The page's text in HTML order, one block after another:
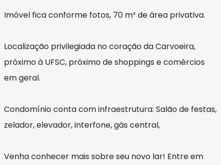
Imóvel fica conforme fotos, 70 m² de área privativa.
Localização privilegiada no coração da Carvoeira,
próximo à UFSC, próximo de shoppings e comércios
em geral.
Condomínio conta com infraestrutura: Salão de festas,
zelador, elevador, interfone, gás central,
Venha conhecer mais sobre seu novo lar! Entre em